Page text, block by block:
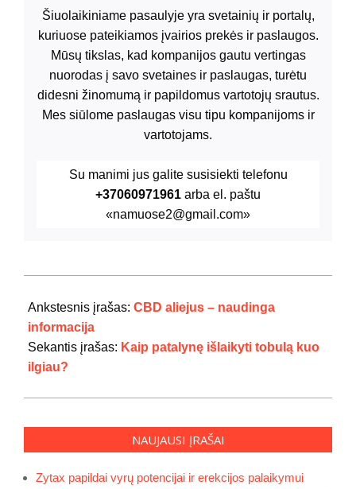
Šiuolaikiniame pasaulyje yra svetainių ir portalų,
kuriuose pateikiamos įvairios prekės ir paslaugos.
Mūsų tikslas, kad kompanijos gautu vertingas
nuorodas į savo svetaines ir paslaugas, turėtu
didesni žinomumą ir papildomus vartotojų srautus.
Mes siūlome paslaugas visu tipu kompanijoms ir
vartotojams.
Su manimi jus galite susisiekti telefonu
+37060971961 arba el. paštu
«namuose2@gmail.com»
05-
19
Ankstesnis įrašas: CBD aliejus – naudinga
informacija
Sekantis įrašas: Kaip patalynę išlaikyti tobulą kuo
ilgiau?
NAUJAUSI ĮRAŠAI
Zytax papildai vyrų potencijai ir erekcijos palaikymui